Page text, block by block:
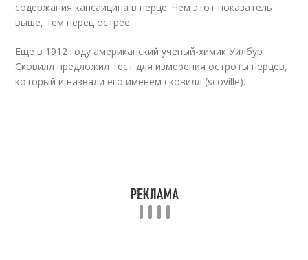
содержания капсаицина в перце. Чем этот показатель
выше, тем перец острее.
Еще в 1912 году американский ученый-химик Уилбур
Сковилл предложил тест для измерения остроты перцев,
который и назвали его именем сковилл (scoville).